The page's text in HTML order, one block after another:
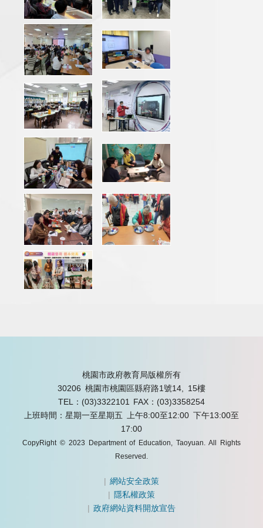
桃園市政府教育局版權所有
30206 桃園市桃園區縣府路1號14, 15樓
TEL：(03)3322101 FAX：(03)3358254
上班時間：星期一至星期五 上午8:00至12:00 下午13:00至
17:00
CopyRight © 2023 Department of Education, Taoyuan. All Rights
Reserved.
|網站安全政策
| 隱私權政策
|政府網站資料開放宣告